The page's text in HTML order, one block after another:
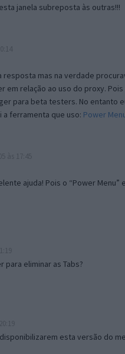
janela subreposta às outras!!!
mas na verdade
em relação ao uso do proxy.
para beta testers. No entanto
ferramenta que uso: Power
ajuda! Pois o “Power
para eliminar as Tabs?
esta versão do